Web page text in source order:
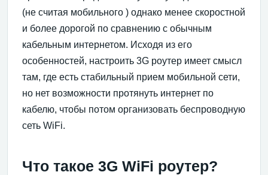
(не считая мобильного ) однако менее скоростной
и более дорогой по сравнению с обычным
кабельным интернетом. Исходя из его
особенностей, настроить 3G роутер имеет смысл
там, где есть стабильный прием мобильной сети,
но нет возможности протянуть интернет по
кабелю, чтобы потом организовать беспроводную
сеть WiFi.
Что такое 3G WiFi роутер?